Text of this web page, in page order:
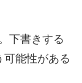
下書きする
可能性がある